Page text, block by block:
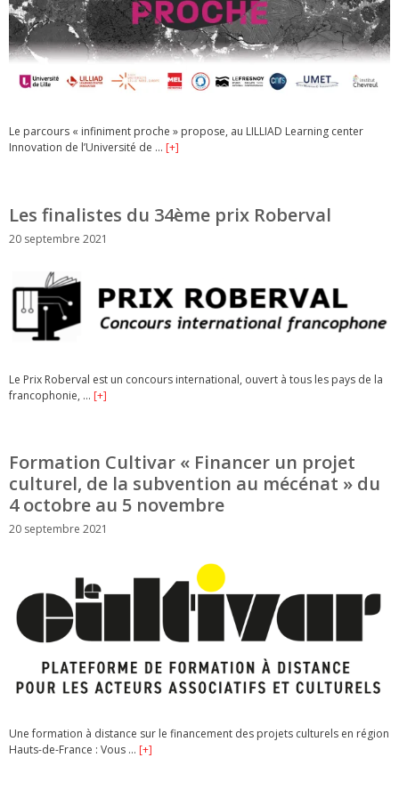
Le parcours « infiniment proche » propose, au LILLIAD Learning center
Innovation de l’Université de … [+]
Les finalistes du 34ème prix Roberval
20 septembre 2021
Le Prix Roberval est un concours international, ouvert à tous les pays de la
francophonie, … [+]
Formation Cultivar « Financer un projet
culturel, de la subvention au mécénat » du
4 octobre au 5 novembre
20 septembre 2021
Une formation à distance sur le financement des projets culturels en région
Hauts-de-France : Vous … [+]